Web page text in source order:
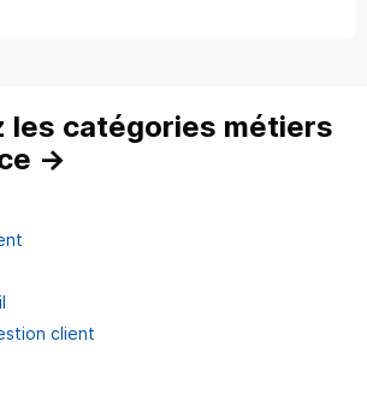
les catégories métiers
→
client